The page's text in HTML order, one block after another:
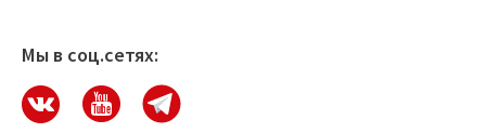
Мы в соц.сетях: